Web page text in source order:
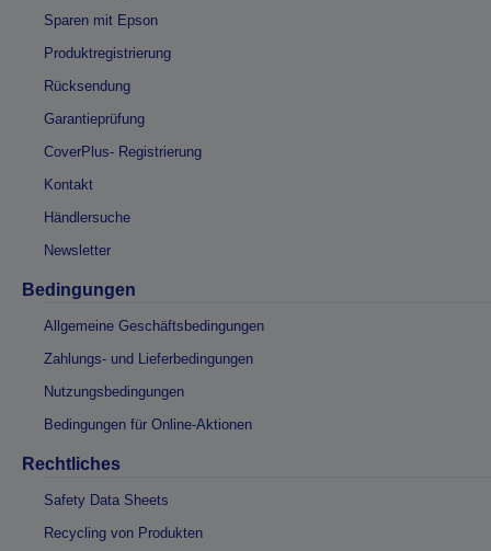
Sparen mit Epson
Produktregistrierung
Rücksendung
Garantieprüfung
CoverPlus- Registrierung
Kontakt
Händlersuche
Newsletter
Bedingungen
Allgemeine Geschäftsbedingungen
Zahlungs- und Lieferbedingungen
Nutzungsbedingungen
Bedingungen für Online-Aktionen
Rechtliches
Safety Data Sheets
Recycling von Produkten